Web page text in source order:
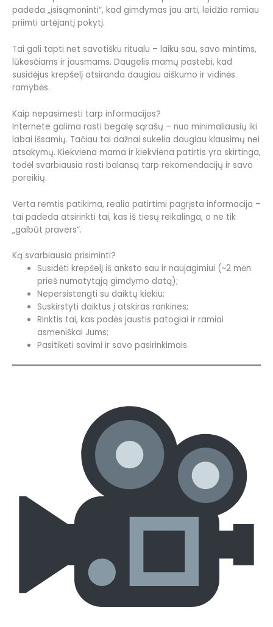
padeda „įsisąmoninti“, kad gimdymas jau arti, leidžia ramiau
priimti artėjantį pokytį.
Tai gali tapti net savotišku ritualu – laiku sau, savo mintims,
lūkesčiams ir jausmams. Daugelis mamų pastebi, kad
susidėjus krepšelį atsiranda daugiau aiškumo ir vidinės
ramybės.
Kaip nepasimesti tarp informacijos?
Internete galima rasti begalę sąrašų – nuo minimaliausių iki
labai išsamių. Tačiau tai dažnai sukelia daugiau klausimų nei
atsakymų. Kiekviena mama ir kiekviena patirtis yra skirtinga,
todėl svarbiausia rasti balansą tarp rekomendacijų ir savo
poreikių.
Verta remtis patikima, realia patirtimi pagrįsta informacija –
tai padeda atsirinkti tai, kas iš tiesų reikalinga, o ne tik
„galbūt pravers“.
Ką svarbiausia prisiminti?
Susidėti krepšelį iš anksto sau ir naujagimiui (~2 mėn
prieš numatytąją gimdymo datą);
Nepersistengti su daiktų kiekiu;
Suskirstyti daiktus į atskiras rankines;
Rinktis tai, kas padės jaustis patogiai ir ramiai
asmeniškai Jums;
Pasitikėti savimi ir savo pasirinkimais.